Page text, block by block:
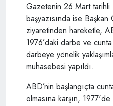
Gazetenin 26 Mart tarihli
başyazısında ise Başkan
ziyaretinden hareketle,
1976’daki darbe ve
darbeye yönelik
muhasebesi yapıldı.
ABD’nin başlangıçta
olmasına karşın,